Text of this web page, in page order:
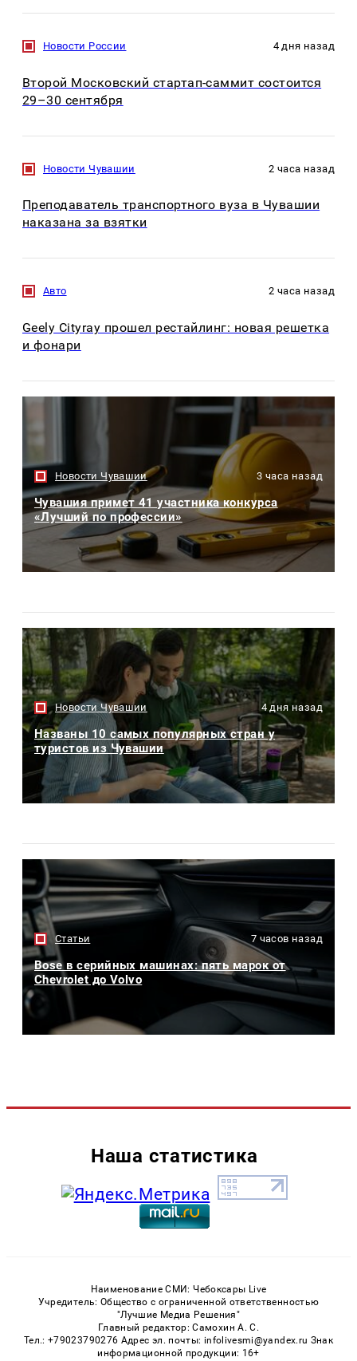
Новости России 4 дня назад
Второй Московский стартап-саммит состоится
29–30 сентября
Новости Чувашии 2 часа назад
Преподаватель транспортного вуза в Чувашии
наказана за взятки
Авто 2 часа назад
Geely Cityray прошел рестайлинг: новая решетка
и фонари
Новости Чувашии 3 часа назад
Чувашия примет 41 участника конкурса
«Лучший по профессии»
Новости Чувашии 4 дня назад
Названы 10 самых популярных стран у
туристов из Чувашии
Статьи 7 часов назад
Bose в серийных машинах: пять марок от
Chevrolet до Volvo
Наша статистика
Наименование СМИ: Чебоксары Live
Учредитель: Общество с ограниченной ответственностью
"Лучшие Медиа Решения"
Главный редактор: Самохин А. С.
Тел.: +79023790276 Адрес эл. почты: infolivesmi@yandex.ru Знак
информационной продукции: 16+